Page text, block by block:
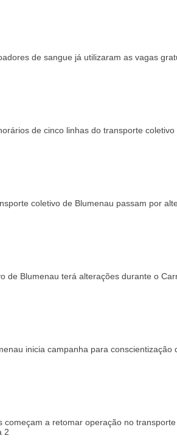
de sangue já utilizaram as vagas
de cinco linhas do transporte
coletivo de Blumenau passam por
de Blumenau terá alterações durante o
inicia campanha para conscientização
começam a retomar operação no
2